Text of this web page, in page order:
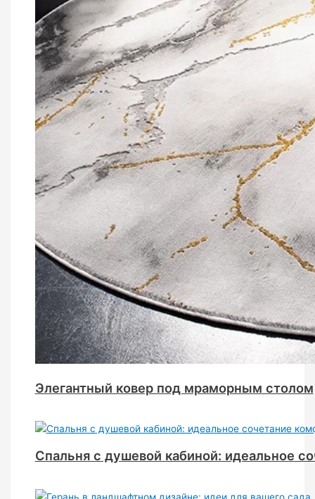
Элегантный ковер под мраморным столом
Спальня с душевой кабиной: идеальное